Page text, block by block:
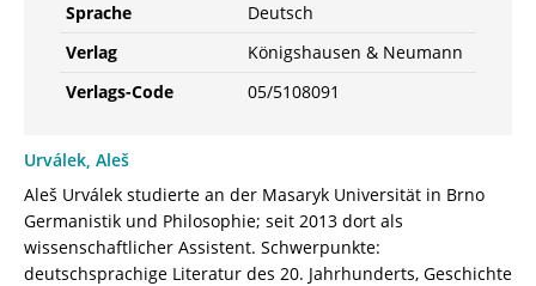
Sprache
Deutsch
Verlag
Königshausen & Neumann
Verlags-Code
05/5108091
Urválek, Aleš
Aleš Urválek studierte an der Masaryk Universität in Brno
Germanistik und Philosophie; seit 2013 dort als
wissenschaftlicher Assistent. Schwerpunkte:
deutschsprachige Literatur des 20. Jahrhunderts, Geschichte